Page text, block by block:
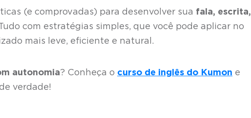
(e comprovadas) para desenvolver sua fala, escrita,
com estratégias simples, que você pode aplicar no
mais leve, eficiente e natural.
autonomia? Conheça o curso de inglês do Kumon e
verdade!